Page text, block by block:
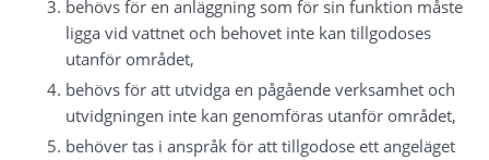
behövs för en anläggning som för sin funktion måste
ligga vid vattnet och behovet inte kan tillgodoses
utanför området,
behövs för att utvidga en pågående verksamhet och
utvidgningen inte kan genomföras utanför området,
behöver tas i anspråk för att tillgodose ett angeläget